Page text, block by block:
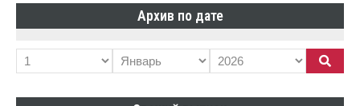
Архив по дате